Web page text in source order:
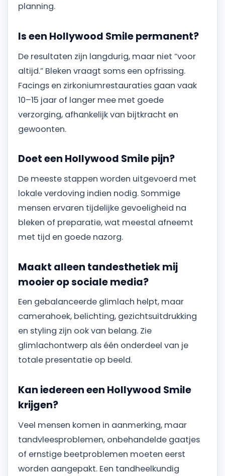
planning.
Is een Hollywood Smile permanent?
De resultaten zijn langdurig, maar niet “voor
altijd.” Bleken vraagt soms een opfrissing.
Facings en zirkoniumrestauraties gaan vaak
10–15 jaar of langer mee met goede
verzorging, afhankelijk van bijtkracht en
gewoonten.
Doet een Hollywood Smile pijn?
De meeste stappen worden uitgevoerd met
lokale verdoving indien nodig. Sommige
mensen ervaren tijdelijke gevoeligheid na
bleken of preparatie, wat meestal afneemt
met tijd en goede nazorg.
Maakt alleen tandesthetiek mij
mooier op sociale media?
Een gebalanceerde glimlach helpt, maar
camerahoek, belichting, gezichtsuitdrukking
en styling zijn ook van belang. Zie
glimlachontwerp als één onderdeel van je
totale presentatie op beeld.
Kan iedereen een Hollywood Smile
krijgen?
Veel mensen komen in aanmerking, maar
tandvleesproblemen, onbehandelde gaatjes
of ernstige beetproblemen moeten eerst
worden aangepakt. Een tandheelkundig